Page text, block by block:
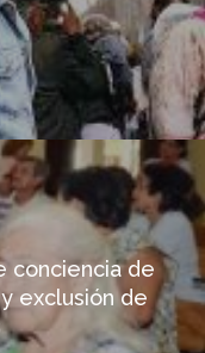
conciencia de
exclusión de